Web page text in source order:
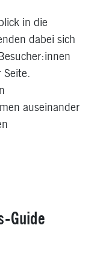
in die
dabei sich
Seite.
auseinander
Guide